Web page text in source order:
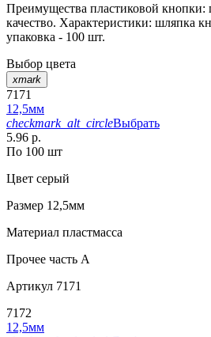
Преимущества пластиковой кнопки:
качество. Характеристики: шляпка
упаковка - 100 шт.
Выбор цвета
xmark
7171
12,5мм
checkmark_alt_circleВыбрать
5.96 р.
По 100 шт
Цвет серый
Размер 12,5мм
Материал пластмасса
Прочее часть A
Артикул 7171
7172
12,5мм